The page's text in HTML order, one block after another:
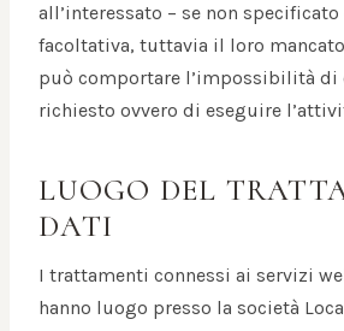
all’interessato – se non
facoltativa, tuttavia il loro
può comportare l’impossibilità di
richiesto ovvero di eseguire
LUOGO DEL
DATI
I trattamenti connessi ai servizi
hanno luogo presso la società